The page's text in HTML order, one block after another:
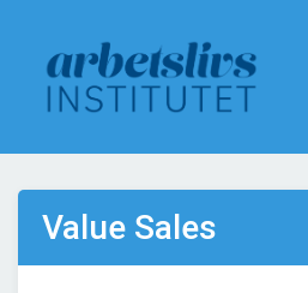
Value Sales